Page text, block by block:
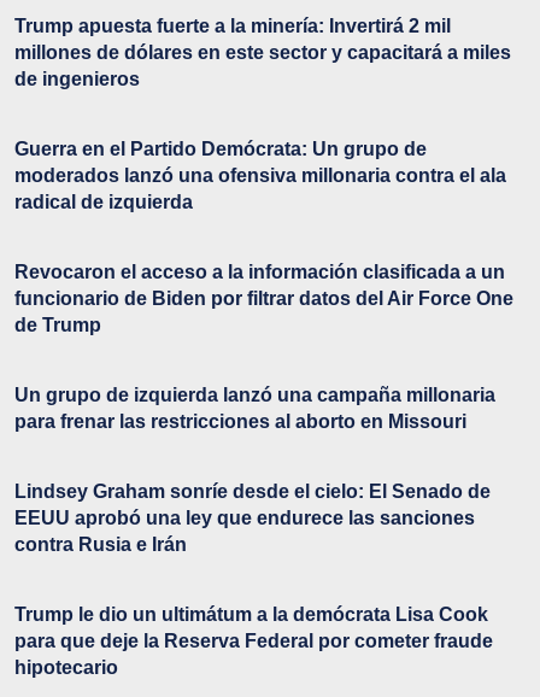
Trump apuesta fuerte a la minería: Invertirá 2 mil
millones de dólares en este sector y capacitará a miles
de ingenieros
Guerra en el Partido Demócrata: Un grupo de
moderados lanzó una ofensiva millonaria contra el ala
radical de izquierda
Revocaron el acceso a la información clasificada a un
funcionario de Biden por filtrar datos del Air Force One
de Trump
Un grupo de izquierda lanzó una campaña millonaria
para frenar las restricciones al aborto en Missouri
Lindsey Graham sonríe desde el cielo: El Senado de
EEUU aprobó una ley que endurece las sanciones
contra Rusia e Irán
Trump le dio un ultimátum a la demócrata Lisa Cook
para que deje la Reserva Federal por cometer fraude
hipotecario